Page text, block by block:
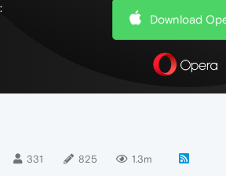
Download
331 825 1.3m